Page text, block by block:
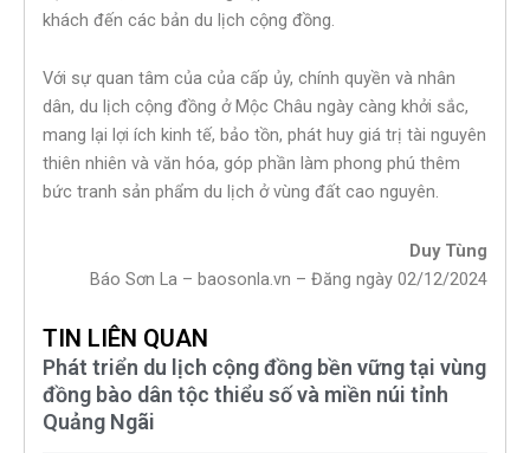
khách đến các bản du lịch cộng đồng.
Với sự quan tâm của của cấp ủy, chính quyền và nhân
dân, du lịch cộng đồng ở Mộc Châu ngày càng khởi sắc,
mang lại lợi ích kinh tế, bảo tồn, phát huy giá trị tài nguyên
thiên nhiên và văn hóa, góp phần làm phong phú thêm
bức tranh sản phẩm du lịch ở vùng đất cao nguyên.
Duy Tùng
Báo Sơn La – baosonla.vn – Đăng ngày 02/12/2024
TIN LIÊN QUAN
Phát triển du lịch cộng đồng bền vững tại vùng
đồng bào dân tộc thiểu số và miền núi tỉnh
Quảng Ngãi